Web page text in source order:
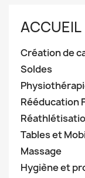
ACCUEIL
Création de
Soldes
Rééducation
Tables et
Massage
Hygiène et